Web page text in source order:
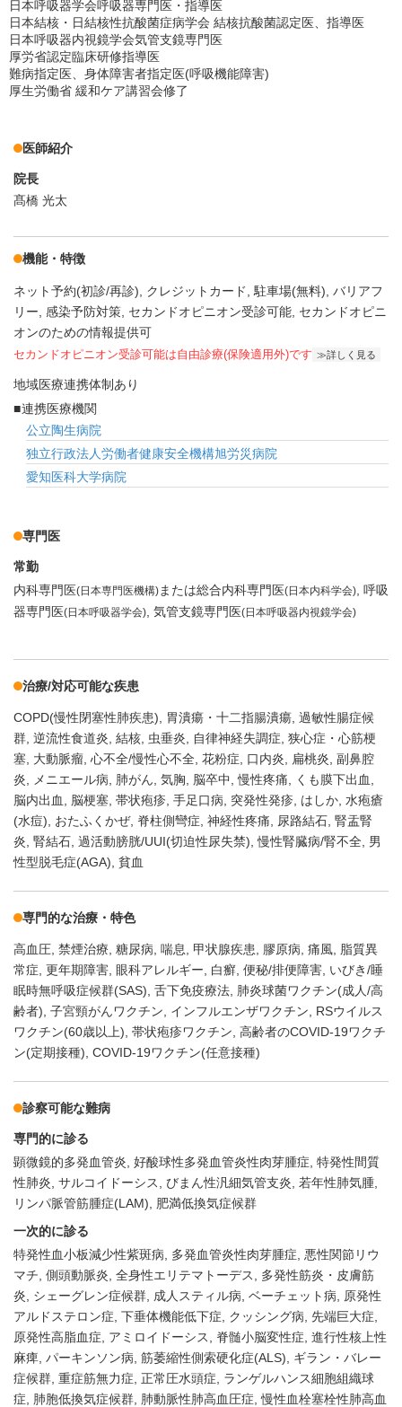
日本呼吸器学会呼吸器専門医・指導医
日本結核・日結核性抗酸菌症病学会 結核抗酸菌認定医、指導医
日本呼吸器内視鏡学会気管支鏡専門医
厚労省認定臨床研修指導医
難病指定医、身体障害者指定医(呼吸機能障害)
厚生労働省 緩和ケア講習会修了
医師紹介
院長
髙橋 光太
機能・特徴
ネット予約(初診/再診) クレジットカード 駐車場(無料) バリアフ
リー 感染予防対策 セカンドオピニオン受診可能 セカンドオピニ
オンのための情報提供可
セカンドオピニオン受診可能は自由診療(保険適用外)です 詳しく見る
地域医療連携体制あり
連携医療機関
公立陶生病院
独立行政法人労働者健康安全機構旭労災病院
愛知医科大学病院
専門医
常勤
内科専門医(日本専門医機構) または総合内科専門医(日本内科学会) 呼吸
器専門医(日本呼吸器学会) 気管支鏡専門医(日本呼吸器内視鏡学会)
治療/対応可能な疾患
COPD(慢性閉塞性肺疾患) 胃潰瘍・十二指腸潰瘍 過敏性腸症候
群 逆流性食道炎 結核 虫垂炎 自律神経失調症 狭心症・心筋梗
塞 大動脈瘤 心不全/慢性心不全 花粉症 口内炎 扁桃炎 副鼻腔
炎
メニエール病 肺がん 気胸 脳卒中 慢性疼痛
くも膜下出血
脳内出血
脳梗塞 帯状疱疹 手足口病 突発性発疹 はしか 水疱瘡
(水痘)
おたふくかぜ 脊柱側彎症 神経性疼痛 尿路結石 腎盂腎
炎 腎結石 過活動膀胱/UUI(切迫性尿失禁) 慢性腎臓病/腎不全 男
性型脱毛症(AGA) 貧血
専門的な治療・特色
高血圧 禁煙治療 糖尿病 喘息 甲状腺疾患 膠原病 痛風 脂質異
常症 更年期障害 眼科アレルギー 白癬 便秘/排便障害 いびき/睡
眠時無呼吸症候群(SAS) 舌下免疫療法 肺炎球菌ワクチン(成人/高
齢者) 子宮頸がんワクチン インフルエンザワクチン
RSウイルス
ワクチン(60歳以上) 帯状疱疹ワクチン 高齢者のCOVID-19ワクチ
ン(定期接種) COVID-19ワクチン(任意接種)
診察可能な難病
専門的に診る
顕微鏡的多発血管炎 好酸球性多発血管炎性肉芽腫症 特発性間質
性肺炎 サルコイドーシス びまん性汎細気管支炎 若年性肺気腫
リンパ脈管筋腫症(LAM)
肥満低換気症候群
一次的に診る
特発性血小板減少性紫斑病
多発血管炎性肉芽腫症
悪性関節リウ
マチ 側頭動脈炎 全身性エリテマトーデス
多発性筋炎・皮膚筋
炎
シェーグレン症候群 成人スティル病 ベーチェット病
原発性
アルドステロン症 下垂体機能低下症 クッシング病 先端巨大症
原発性高脂血症
アミロイドーシス 脊髄小脳変性症 進行性核上性
麻痺 パーキンソン病 筋萎縮性側索硬化症(ALS)
ギラン・バレー
症候群 重症筋無力症 正常圧水頭症
ランゲルハンス細胞組織球
症
肺胞低換気症候群 肺動脈性肺高血圧症 慢性血栓塞栓性肺高血